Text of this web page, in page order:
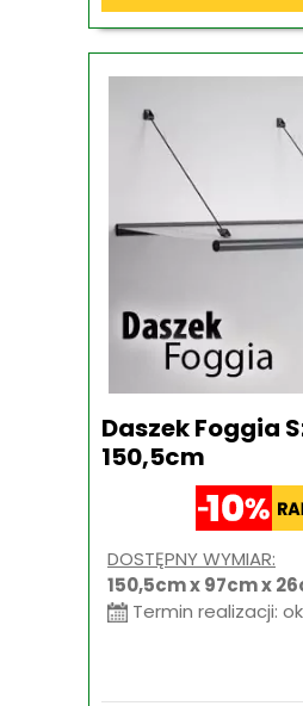
Daszek Foggia
150,5cm
DOSTĘPNY WYMIAR:
150,5cm x 97cm x
Termin realizacji: